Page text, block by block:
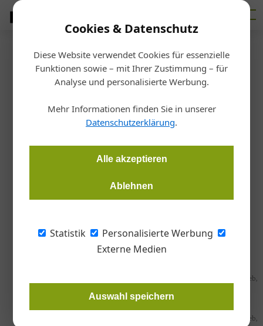
Cookies & Datenschutz
Diese Website verwendet Cookies für essenzielle
Funktionen sowie – mit Ihrer Zustimmung – für
Analyse und personalisierte Werbung.
Mehr Informationen finden Sie in unserer
Datenschutzerklärung.
Alle akzeptieren
Ablehnen
Statistik
Personalisierte Werbung
Externe Medien
Auswahl speichern
Startseite /Bauen
Götterdämmerung der
Dämmbranche
Kreislaufwirtschaft, eine neue Normung und steigende
Dämmbranche aktuell bewegt und welche Themen die
Zukunft bestimmen werden.
© Architektin Isabella Wall, FV Mineralwolleindusrie, GSG WDVS-Fachbetrieb,
GPH, Austrotherm, QG WDS
© Architektin Isabella Wall, FV Mineralwolleindusrie, GSG WDVS-Fachbetrieb,